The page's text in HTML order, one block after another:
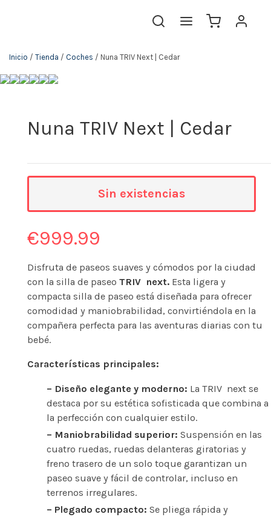
Inicio / Tienda / Coches / Nuna TRIV Next | Cedar
Nuna TRIV Next | Cedar
€999.99
Disfruta de paseos suaves y cómodos por la ciudad
con la silla de paseo TRIV next.Esta ligera y
compacta silla de paseo está diseñada para ofrecer
comodidad y maniobrabilidad, convirtiéndola en la
compañera perfecta para las aventuras diarias con tu
bebé.
Características principales:
– Diseño elegante y moderno: La TRIV next se
destaca por su estética sofisticada que combina a
la perfección con cualquier estilo.
– Maniobrabilidad superior: Suspensión en las
cuatro ruedas, ruedas delanteras giratorias y
freno trasero de un solo toque garantizan un
paseo suave y fácil de controlar, incluso en
terrenos irregulares.
– Plegado compacto: Se pliega rápida y
Sin existencias